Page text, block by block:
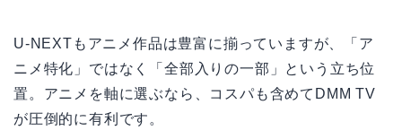
U-NEXTもアニメ作品は豊富に揃っていますが、「ア
ニメ特化」ではなく「全部入りの一部」という立ち位
置。アニメを軸に選ぶなら、コスパも含めてDMM TV
が圧倒的に有利です。